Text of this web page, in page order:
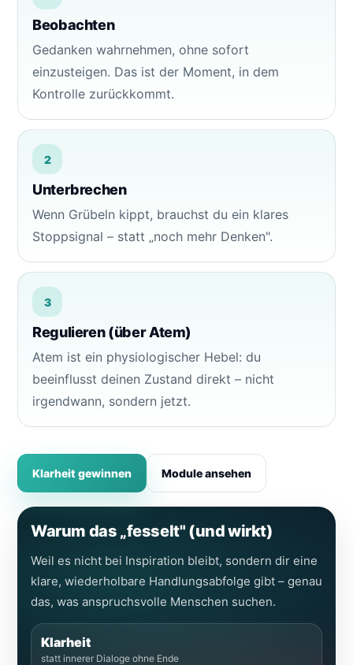
Beobachten
Gedanken wahrnehmen, ohne sofort
einzusteigen. Das ist der Moment, in dem
Kontrolle zurückkommt.
2
Unterbrechen
Wenn Grübeln kippt, brauchst du ein klares
Stoppsignal – statt „noch mehr Denken".
3
Regulieren (über Atem)
Atem ist ein physiologischer Hebel: du
beeinflusst deinen Zustand direkt – nicht
irgendwann, sondern jetzt.
Klarheit gewinnen Module ansehen
Warum das „fesselt" (und wirkt)
Weil es nicht bei Inspiration bleibt, sondern dir eine
klare, wiederholbare Handlungsabfolge gibt – genau
das, was anspruchsvolle Menschen suchen.
Klarheit
statt innerer Dialoge ohne Ende